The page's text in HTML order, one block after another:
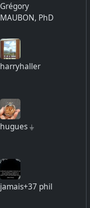
Grégory
MAUBON, PhD
harryhaller
hugues ⏚
jamais+37 phil